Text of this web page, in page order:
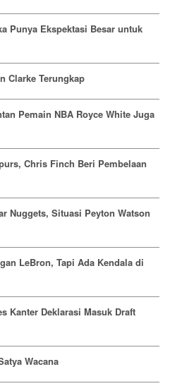
Punya Ekspektasi Besar untuk
Clarke Terungkap
Pemain NBA Royce White Juga
Chris Finch Beri Pembelaan
Nuggets, Situasi Peyton Watson
LeBron, Tapi Ada Kendala di
Kanter Deklarasi Masuk Draft
Wacana